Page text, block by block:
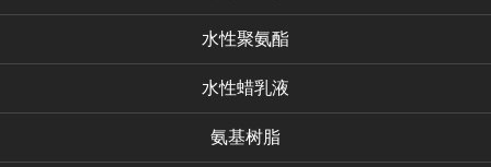
水性聚氨酯
水性蜡乳液
氨基树脂